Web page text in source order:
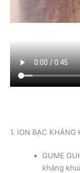
1. ION BẠC
GUME
kháng